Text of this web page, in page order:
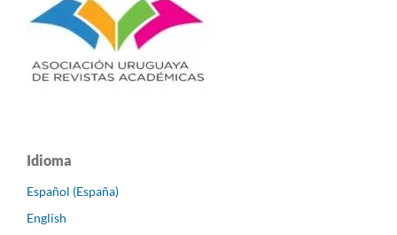
Idioma
Español (España)
English